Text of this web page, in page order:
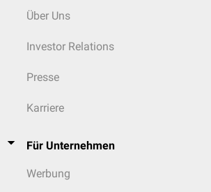
Über Uns
Investor Relations
Presse
Karriere
Für Unternehmen
Werbung